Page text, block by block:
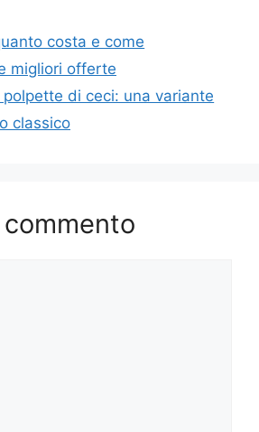
costa e come
migliori offerte
di ceci: una variante
classico